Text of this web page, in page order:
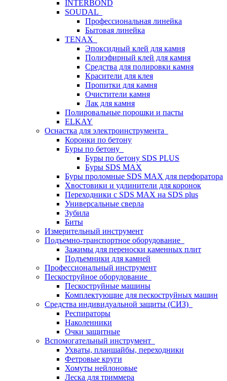
INTERBOND
SOUDAL
Профессиональная линейка
Бытовая линейка
TENAX
Эпоксидный клей для камня
Полиэфирный клей для камня
Средства для полировки камня
Красители для клея
Пропитки для камня
Очистители камня
Лак для камня
Полировальные порошки и пасты
ELKAY
Оснастка для электроинструмента
Коронки по бетону
Буры по бетону
Буры по бетону SDS PLUS
Буры SDS MAX
Буры проломные SDS MAX для перфоратора
Хвостовики и удлинители для коронок
Переходники с SDS MAX на SDS plus
Универсальные сверла
Зубила
Биты
Измерительный инструмент
Подъемно-транспортное оборудование
Зажимы для переноски каменных плит
Подъемники для камней
Профессиональный инструмент
Пескоструйное оборудование
Пескоструйные машины
Комплектующие для пескоструйных машин
Средства индивидуальной защиты (СИЗ)
Респираторы
Наколенники
Очки защитные
Вспомогательный инструмент
Ухваты, планшайбы, переходники
Фетровые круги
Хомуты нейлоновые
Леска для триммера